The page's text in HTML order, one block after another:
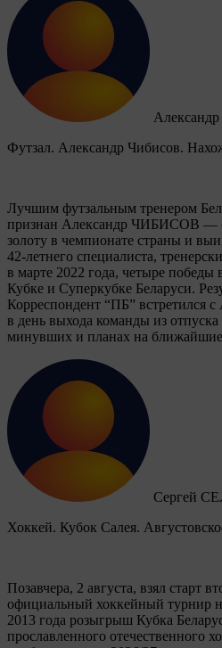
Футзал. Александр Чибисов.
Лучшим футзальным тренером
признан Александр ЧИБИСОВ —
золоту в чемпионате страны и
42-летнего специалиста,
в марте 2022 года, четыре победы
Кубке и Суперкубке Беларуси.
Корреспондент “ПБ” встретился
в день выхода команды из
минувших и планах на
Сергей
Хоккей. Кубок Салея.
Позавчера, 2 августа, взял старт
официальный хоккейный турнир
2013 года розыгрыш Кубка
прославленного отечественного